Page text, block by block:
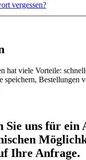
vergessen?
hat viele Vorteile:
speichern, Bestellungen
Sie uns für ein
Ihre Anfrage.